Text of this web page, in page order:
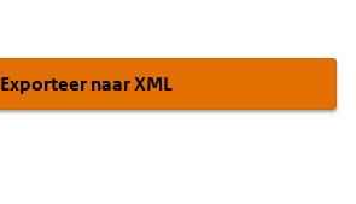
Exporteer naar XML